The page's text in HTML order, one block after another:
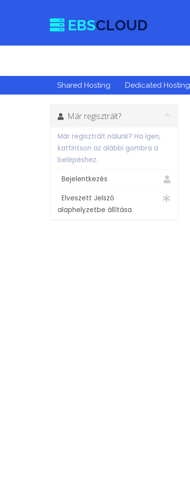
EBSCLOUD
Shared Hosting Dedicated Hosting
Már regisztrált?
Már regisztrált nálunk? Ha igen,
kattintson az alábbi gombra a
belépéshez.
Bejelentkezés
Elveszett Jelszó
alaphelyzetbe állítása